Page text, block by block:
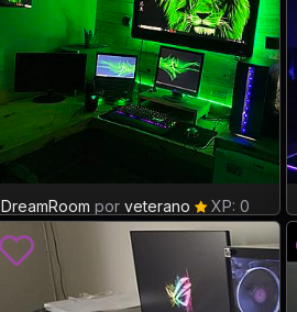
XP: 21
DreamRoom por veterano XP: 0